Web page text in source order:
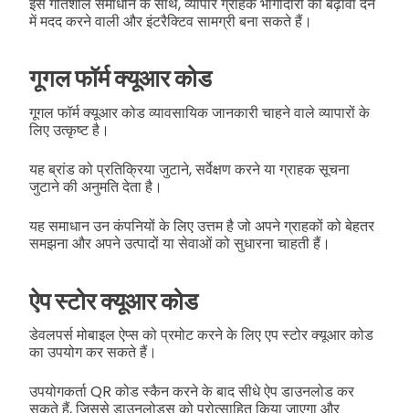
में मदद करने वाली और इंटरैक्टिव सामग्री बना सकते हैं।
गूगल फॉर्म क्यूआर कोड
गूगल फॉर्म क्यूआर कोड व्यावसायिक जानकारी चाहने वाले व्यापारों के
लिए उत्कृष्ट है।
यह ब्रांड को प्रतिक्रिया जुटाने, सर्वेक्षण करने या ग्राहक सूचना
जुटाने की अनुमति देता है।
यह समाधान उन कंपनियों के लिए उत्तम है जो अपने ग्राहकों को बेहतर
समझना और अपने उत्पादों या सेवाओं को सुधारना चाहती हैं।
ऐप स्टोर क्यूआर कोड
डेवलपर्स मोबाइल ऐप्स को प्रमोट करने के लिए एप स्टोर क्यूआर कोड
का उपयोग कर सकते हैं।
उपयोगकर्ता QR कोड स्कैन करने के बाद सीधे ऐप डाउनलोड कर